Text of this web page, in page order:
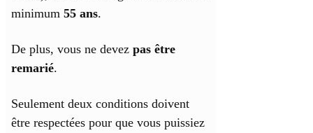
minimum 55 ans.
De plus, vous ne devez pas être
remarié.
Seulement deux conditions doivent
être respectées pour que vous puissiez